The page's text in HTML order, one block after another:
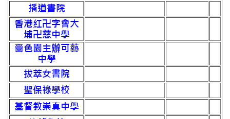
播道書院
香港紅卍字會大
埔卍慈中學
嗇色園主辦可藝
中學
拔萃女書院
聖保祿學校
基督教崇真中學